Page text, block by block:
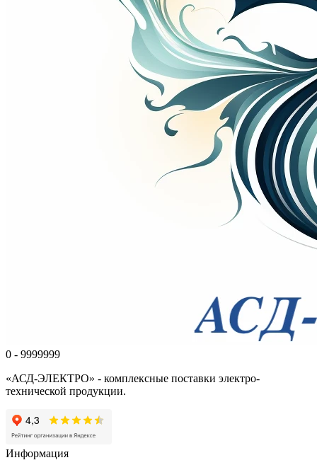
0 - 9999999
«АСД-ЭЛЕКТРО» - комплексные поставки электро-
технической продукции.
Информация